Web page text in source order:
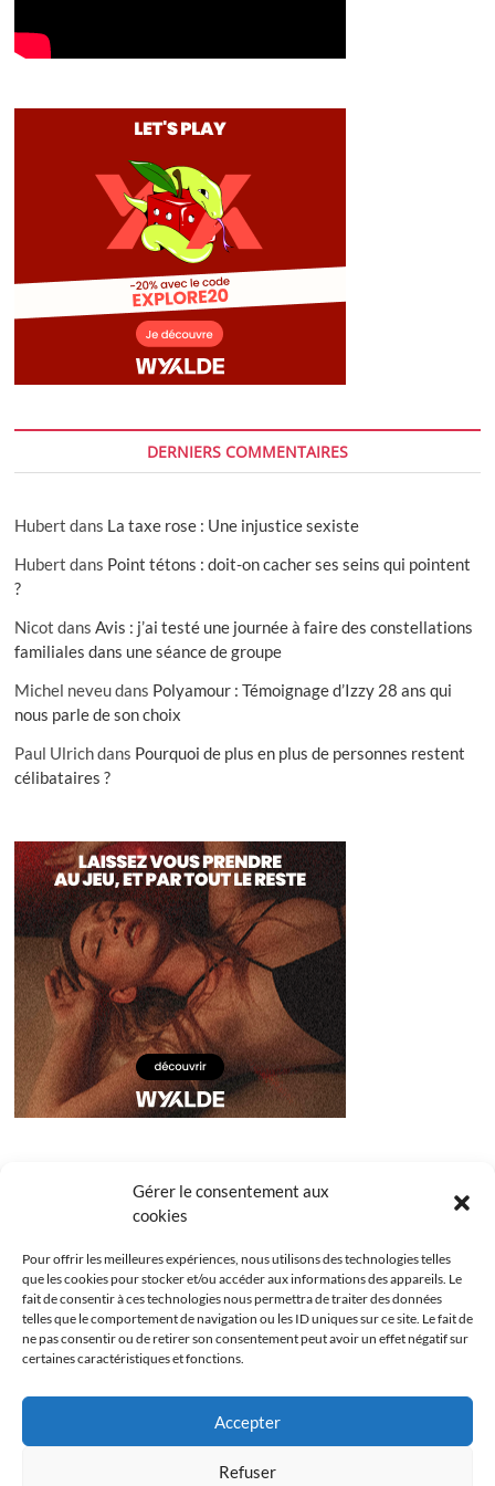
Gérer le consentement aux
cookies
Pour offrir les meilleures expériences, nous utilisons des technologies telles
que les cookies pour stocker et/ou accéder aux informations des appareils. Le
fait de consentir à ces technologies nous permettra de traiter des données
telles que le comportement de navigation ou les ID uniques sur ce site. Le fait de
ne pas consentir ou de retirer son consentement peut avoir un effet négatif sur
certaines caractéristiques et fonctions.
Accepter
Refuser
DERNIERS COMMENTAIRES
Hubert dans La taxe rose : Une injustice sexiste
Hubert dans Point tétons : doit-on cacher ses seins qui pointent
?
Nicot dansAvis : j’ai testé une journée à faire des constellations
familiales dans une séance de groupe
Michel neveudans Polyamour : Témoignage d’Izzy 28 ans qui
nous parle de son choix
Paul Ulrichdans Pourquoi de plus en plus de personnes restent
célibataires ?
Politique de cookies (UE)